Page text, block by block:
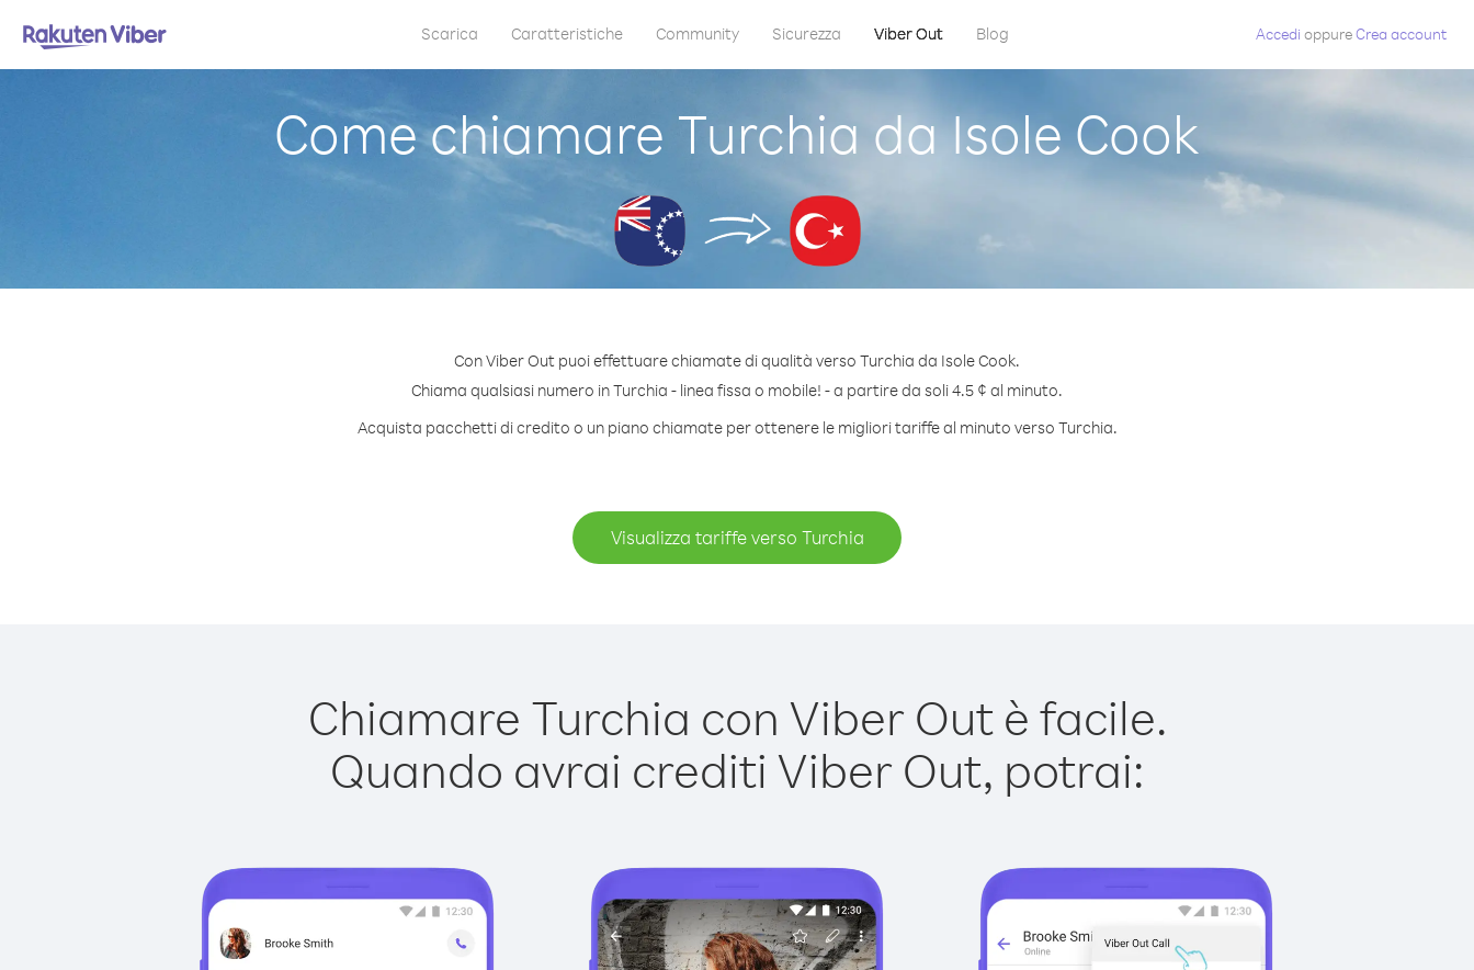
Scarica Caratteristiche Community Sicurezza Viber Out Blog Accedi oppureCrea account
Come chiamare Turchia da Isole Cook
Con Viber Out puoi effettuare chiamate di qualità verso Turchia da Isole Cook.
Chiama qualsiasi numero in Turchia - linea fissa o mobile! - a partire da soli 4.5 ¢ al minuto.
Acquista pacchetti di credito o un piano chiamate per ottenere le migliori tariffe al minuto verso Turchia.
Visualizza tariffe verso Turchia
Chiamare Turchia con Viber Out è facile.
Quando avrai crediti Viber Out, potrai: